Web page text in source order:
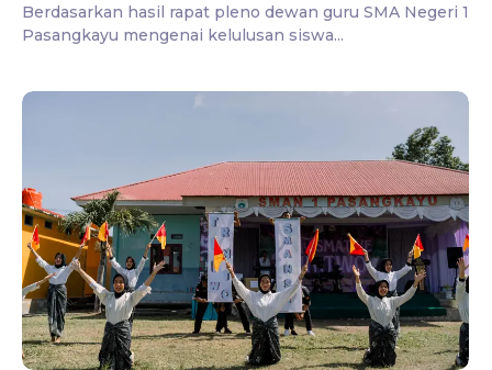
Berdasarkan hasil rapat pleno dewan guru SMA Negeri 1
Pasangkayu mengenai kelulusan siswa...
No Comments